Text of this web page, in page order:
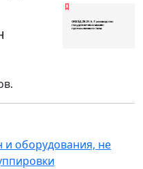
оборудования, не